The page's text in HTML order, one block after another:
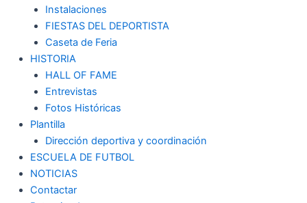
Instalaciones
FIESTAS DEL DEPORTISTA
Caseta de Feria
HISTORIA
HALL OF FAME
Entrevistas
Fotos Históricas
Plantilla
Dirección deportiva y coordinación
ESCUELA DE FUTBOL
NOTICIAS
Contactar